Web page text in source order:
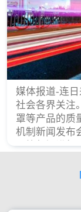
媒体报道-连
社会各界关注
罩等产品的质
机制新闻发布
局等部门进行